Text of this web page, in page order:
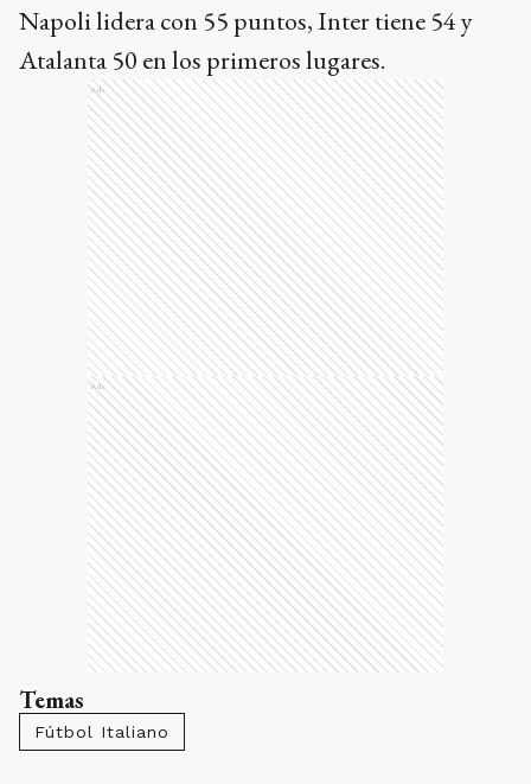
Napoli lidera con 55 puntos, Inter tiene 54 y
Atalanta 50 en los primeros lugares.
Ads
Ads
Temas
Fútbol Italiano